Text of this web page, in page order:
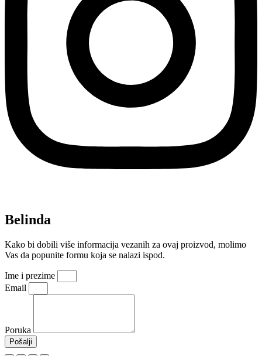
Belinda
Kako bi dobili više informacija vezanih za ovaj proizvod, molimo
Vas da popunite formu koja se nalazi ispod.
Ime i prezime
Email
Poruka
Pošalji